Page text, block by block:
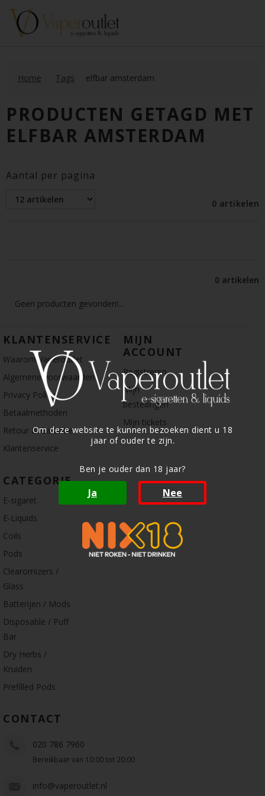
Om deze website te kunnen bezoeken dient u 18
jaar of ouder te zijn.
Ben je ouder dan 18 jaar?
Ja Nee
Home Tags elfbar amsterdam
PRODUCTEN GETAGD MET
ELFBAR AMSTERDAM
Aantal per pagina
0 artikelen
0 artikelen
Geen producten gevonden!...
KLANTENSERVICE
Waarom Vaperoutlet
Algemene voorwaarden
Privacy Policy
Betaalmethoden
Retour & Garantie
Klantenservice
MIJN
ACCOUNT
Registreren
Mijn
bestellingen
Mijn tickets
CATEGORIE
E-sigaret
E-Liquids
Coils
Pods
Clearomizers /
Glass
Batterijen / Mods
Disposable / Puff
Bar
Dry Herbs /
Kruiden
Prefilled Pods
CONTACT
020 786 7960
Bereikbaar van 10:00 tot 20:00
info@vaperoutlet.nl